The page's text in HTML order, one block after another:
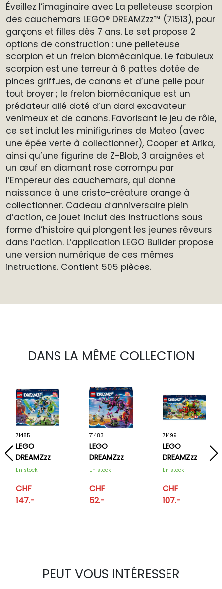
Éveillez l’imaginaire avec La pelleteuse scorpion
des cauchemars LEGO® DREAMZzz™ (71513), pour
garçons et filles dès 7 ans. Le set propose 2
options de construction : une pelleteuse
scorpion et un frelon biomécanique. Le fabuleux
scorpion est une terreur à 6 pattes dotée de
pinces griffues, de canons et d’une pelle pour
tout broyer ; le frelon biomécanique est un
prédateur ailé doté d’un dard excavateur
venimeux et de canons. Favorisant le jeu de rôle,
ce set inclut les minifigurines de Mateo (avec
une épée verte à collectionner), Cooper et Arika,
ainsi qu’une figurine de Z-Blob, 3 araignées et
un œuf en diamant rose corrompu par
l’Empereur des cauchemars, qui donne
naissance à une cristo-créature orange à
collectionner. Cadeau d’anniversaire plein
d’action, ce jouet inclut des instructions sous
forme d’histoire qui plongent les jeunes rêveurs
dans l’action. L’application LEGO Builder propose
une version numérique de ces mêmes
instructions. Contient 505 pièces.
DANS LA MÊME COLLECTION
71485
LEGO
DREAMZzz
Mateo et Z-
robot
chevalier
En stock
CHF
147.-
71483
LEGO
DREAMZzz
Les
de la
Sorcière
En stock
CHF
52.-
71499
LEGO
DREAMZzz
Le camion
peinture de
Mateo
En stock
CHF
107.-
PEUT VOUS INTÉRESSER